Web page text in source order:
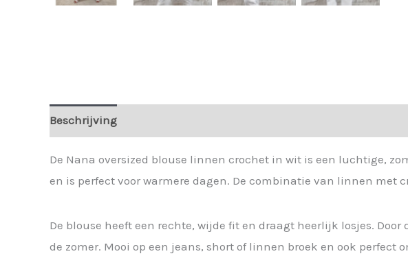
Beschrijving
De Nana oversized blouse linnen crochet in wit is een luchtige,
en is perfect voor warmere dagen. De combinatie van linnen
De blouse heeft een rechte, wijde fit en draagt heerlijk losjes.
de zomer. Mooi op een jeans, short of linnen broek en ook perfect